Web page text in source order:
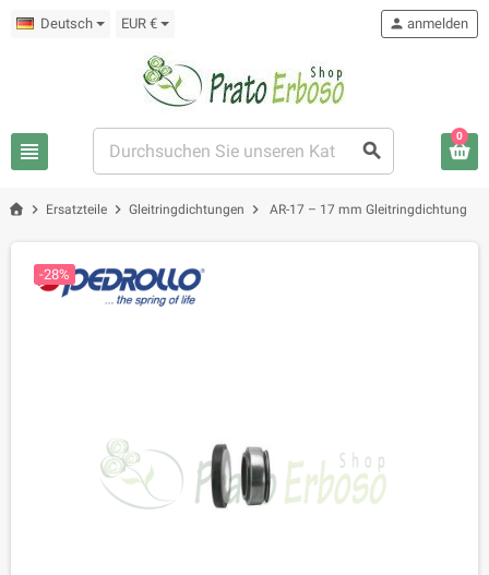
Deutsch EUR €
view_headline search
person anmelden
0
chevron_right Ersatzteile chevron_right Gleitringdichtungen chevron_right AR-17 – 17 mm Gleitringdichtung
-28%